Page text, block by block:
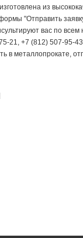
из
"Отправить
вас по
21, +7 (812) 507-95-
в металлопрокате,